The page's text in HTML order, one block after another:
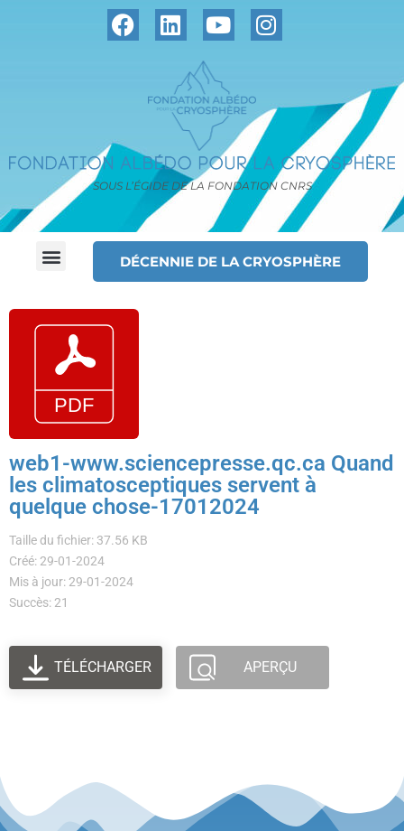
SOUS L’ÉGIDE DE LA FONDATION CNRS
DÉCENNIE DE LA CRYOSPHÈRE
web1-www.sciencepresse.qc.ca Quand
les climatosceptiques servent à
quelque chose-17012024
Taille du fichier: 37.56 KB
Créé: 29-01-2024
Mis à jour: 29-01-2024
Succès: 21
TÉLÉCHARGER APERÇU